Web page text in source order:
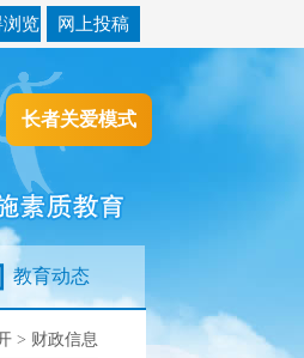
长者关爱模式
览 网上投稿
教育动态
> 财政信息